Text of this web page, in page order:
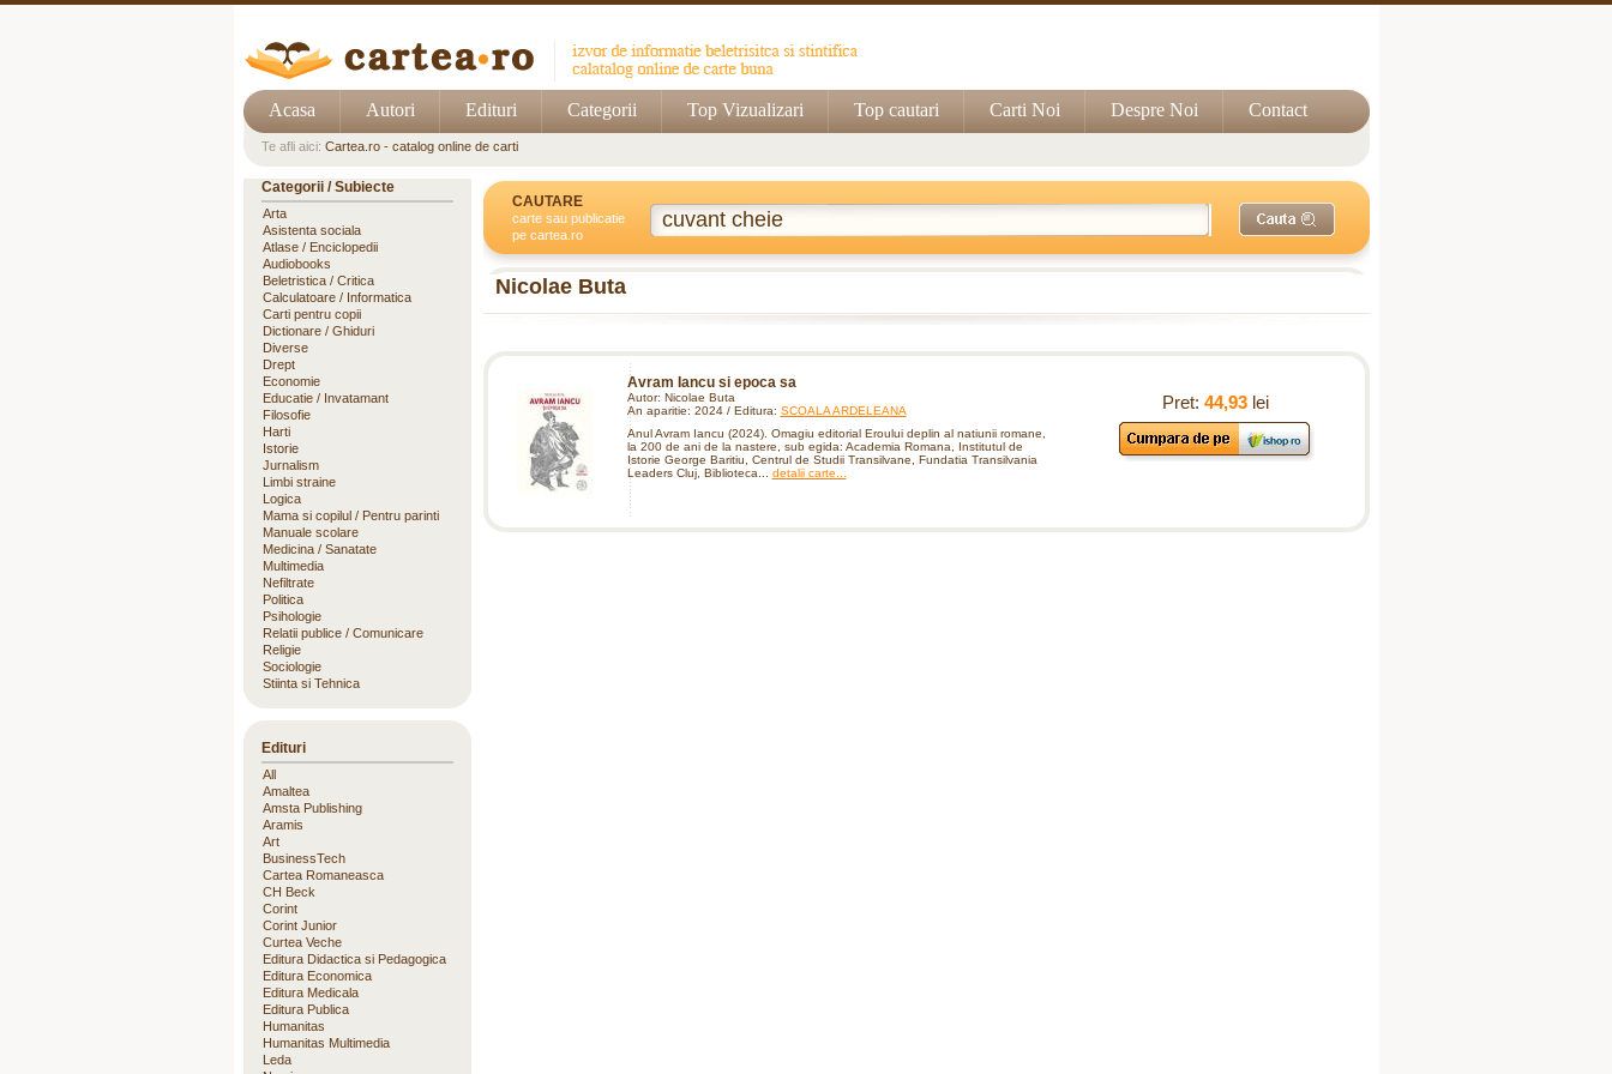
Acasa Autori Edituri Categorii Top Vizualizari Top cautari Carti Noi Despre Noi Contact
Te afli aici: Cartea.ro - catalog online de carti
CAUTARE
carte sau publicatie
pe cartea.ro
Nicolae Buta
Avram Iancu si epoca sa
Autor: Nicolae Buta
An aparitie: 2024 / Editura: SCOALA ARDELEANA
Anul Avram Iancu (2024). Omagiu editorial Eroului deplin al natiunii romane,
la 200 de ani de la nastere, sub egida: Academia Romana, Institutul de
Istorie George Baritiu, Centrul de Studii Transilvane, Fundatia Transilvania
Leaders Cluj, Biblioteca... detalii carte...
Pret: 44,93 lei
Categorii / Subiecte
Arta
Asistenta sociala
Atlase / Enciclopedii
Audiobooks
Beletristica / Critica
Calculatoare / Informatica
Carti pentru copii
Dictionare / Ghiduri
Diverse
Drept
Economie
Educatie / Invatamant
Filosofie
Harti
Istorie
Jurnalism
Limbi straine
Logica
Mama si copilul / Pentru parinti
Manuale scolare
Medicina / Sanatate
Multimedia
Nefiltrate
Politica
Psihologie
Relatii publice / Comunicare
Religie
Sociologie
Stiinta si Tehnica
Edituri
All
Amaltea
Amsta Publishing
Aramis
Art
BusinessTech
Cartea Romaneasca
CH Beck
Corint
Corint Junior
Curtea Veche
Editura Didactica si Pedagogica
Editura Economica
Editura Medicala
Editura Publica
Humanitas
Humanitas Multimedia
Leda